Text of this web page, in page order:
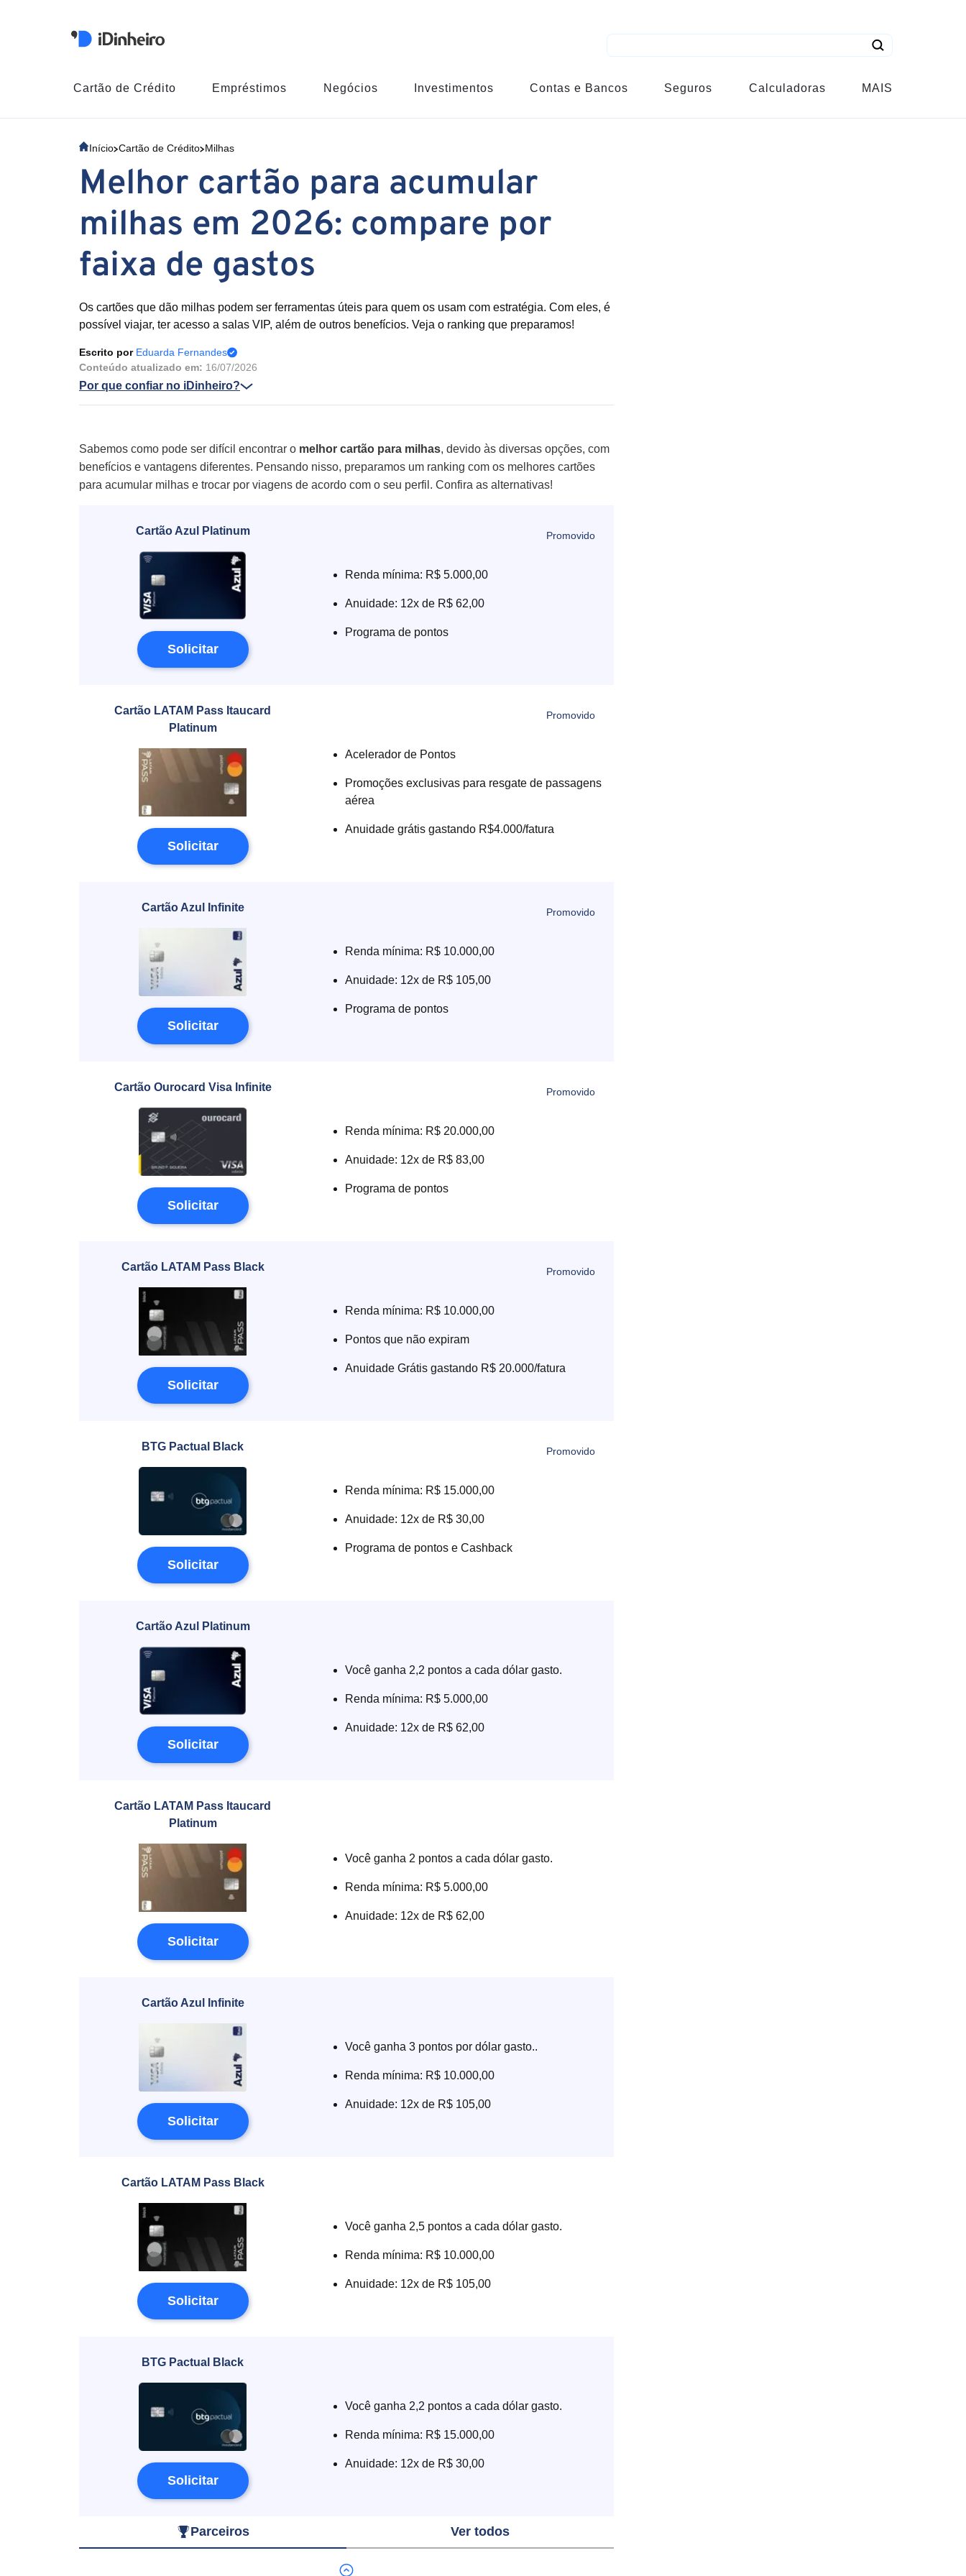
Cartão de Crédito Empréstimos Negócios Investimentos Contas e Bancos Seguros Calculadoras MAIS
Início Cartão de Crédito Milhas
Melhor cartão para acumular
milhas em 2026: compare por
faixa de gastos
Os cartões que dão milhas podem ser ferramentas úteis para quem os usam com estratégia. Com eles, é
possível viajar, ter acesso a salas VIP, além de outros benefícios. Veja o ranking que preparamos!
Escrito por Eduarda Fernandes
Conteúdo atualizado em: 16/07/2026
Por que confiar no iDinheiro?
Sabemos como pode ser difícil encontrar o melhor cartão para milhas, devido às diversas opções, com
benefícios e vantagens diferentes. Pensando nisso, preparamos um ranking com os melhores cartões
para acumular milhas e trocar por viagens de acordo com o seu perfil. Confira as alternativas!
Cartão Azul Platinum
Solicitar
Renda mínima: R$ 5.000,00
Anuidade: 12x de R$ 62,00
Programa de pontos
Cartão LATAM Pass Itaucard
Platinum
Solicitar
Acelerador de Pontos
Promoções exclusivas para resgate de passagens
aérea
Anuidade grátis gastando R$4.000/fatura
Cartão Azul Infinite
Solicitar
Renda mínima: R$ 10.000,00
Anuidade: 12x de R$ 105,00
Programa de pontos
Cartão Ourocard Visa Infinite
Solicitar
Renda mínima: R$ 20.000,00
Anuidade: 12x de R$ 83,00
Programa de pontos
Cartão LATAM Pass Black
Solicitar
Renda mínima: R$ 10.000,00
Pontos que não expiram
Anuidade Grátis gastando R$ 20.000/fatura
BTG Pactual Black
Solicitar
Renda mínima: R$ 15.000,00
Anuidade: 12x de R$ 30,00
Programa de pontos e Cashback
Cartão Azul Platinum
Solicitar
Você ganha 2,2 pontos a cada dólar gasto.
Renda mínima: R$ 5.000,00
Anuidade: 12x de R$ 62,00
Cartão LATAM Pass Itaucard
Platinum
Solicitar
Você ganha 2 pontos a cada dólar gasto.
Renda mínima: R$ 5.000,00
Anuidade: 12x de R$ 62,00
Cartão Azul Infinite
Solicitar
Você ganha 3 pontos por dólar gasto..
Renda mínima: R$ 10.000,00
Anuidade: 12x de R$ 105,00
Cartão LATAM Pass Black
Solicitar
Você ganha 2,5 pontos a cada dólar gasto.
Renda mínima: R$ 10.000,00
Anuidade: 12x de R$ 105,00
BTG Pactual Black
Solicitar
Você ganha 2,2 pontos a cada dólar gasto.
Renda mínima: R$ 15.000,00
Anuidade: 12x de R$ 30,00
Parceiros Ver todos